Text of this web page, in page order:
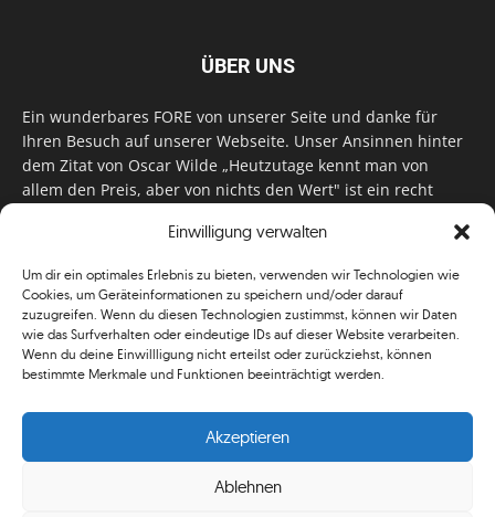
Einwilligung verwalten
Um dir ein optimales Erlebnis zu bieten, verwenden wir Technologien wie
Cookies, um Geräteinformationen zu speichern und/oder darauf
zuzugreifen. Wenn du diesen Technologien zustimmst, können wir Daten
wie das Surfverhalten oder eindeutige IDs auf dieser Website verarbeiten.
Wenn du deine Einwillligung nicht erteilst oder zurückziehst, können
bestimmte Merkmale und Funktionen beeinträchtigt werden.
Akzeptieren
Ablehnen
ÜBER UNS
Ein wunderbares FORE von unserer Seite und danke für
Ihren Besuch auf unserer Webseite. Unser Ansinnen hinter
dem Zitat von Oscar Wilde „Heutzutage kennt man von
allem den Preis, aber von nichts den Wert" ist ein recht
für Monat unser Bestes, um Sie mit außergewöhnlichen
zu versorgen. Im Magazin, auf unserer Website & auf
unseren Social Media Plattformen! Das verdient im
klassischen Wortsinn nicht nur Anerkennung!